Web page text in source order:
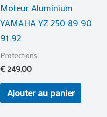
Moteur Aluminium
YAMAHA YZ 250 89 90
91 92
Protections
€ 249,00
Ajouter au panier